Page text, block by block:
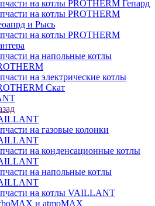
на котлы PROTHERM Гепард
на котлы PROTHERM
и Рысь
на котлы PROTHERM
на напольные котлы
на электрические котлы
Скат
на газовые колонки
на конденсационные котлы
на напольные котлы
на котлы VAILLANT
и atmoMAX